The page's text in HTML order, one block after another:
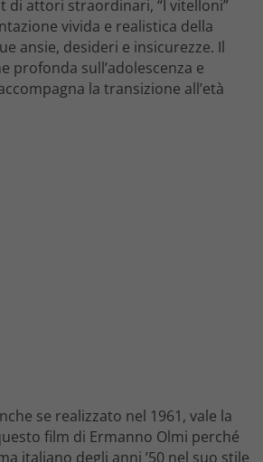
di attori straordinari, “I vitelloni”
vivida e realistica della
ansie, desideri e insicurezze. Il
profonda sull’adolescenza e
la transizione all’età
se realizzato nel 1961, vale la
film di Ermanno Olmi perché
italiano degli anni ’50 nel suo stile